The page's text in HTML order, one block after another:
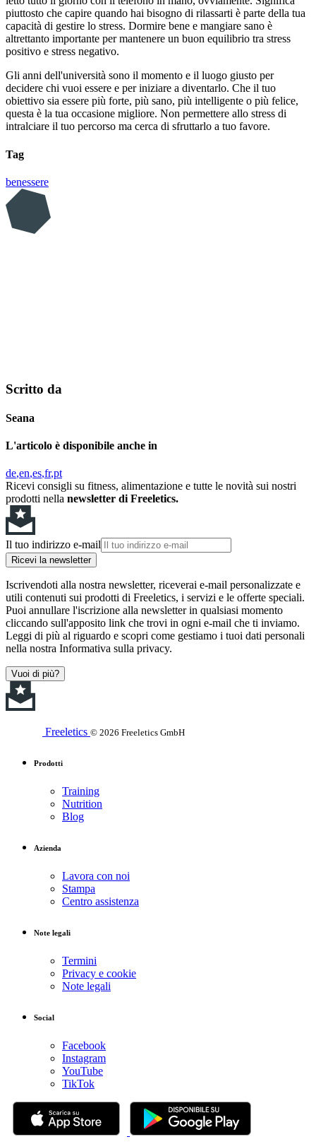
piuttosto che capire quando hai bisogno di rilassarti è parte della tua
capacità di gestire lo stress. Dormire bene e mangiare sano è
altrettanto importante per mantenere un buon equilibrio tra stress
positivo e stress negativo.
Gli anni dell'università sono il momento e il luogo giusto per
decidere chi vuoi essere e per iniziare a diventarlo. Che il tuo
obiettivo sia essere più forte, più sano, più intelligente o più felice,
questa è la tua occasione migliore. Non permettere allo stress di
intralciare il tuo percorso ma cerca di sfruttarlo a tuo favore.
Tag
benessere
Scritto da
Seana
L'articolo è disponibile anche in
de en es fr pt
Ricevi consigli su fitness, alimentazione e tutte le novità sui nostri
prodotti nella newsletter di Freeletics.
Il tuo indirizzo e-mail
Ricevi la newsletter
Iscrivendoti alla nostra newsletter, riceverai e-mail personalizzate e
utili contenuti sui prodotti di Freeletics, i servizi e le offerte speciali.
Puoi annullare l'iscrizione alla newsletter in qualsiasi momento
cliccando sull'apposito link che trovi in ogni e-mail che ti inviamo.
Leggi di più al riguardo e scopri come gestiamo i tuoi dati personali
nella nostra Informativa sulla privacy.
Vuoi di più?
Freeletics © 2026 Freeletics GmbH
Prodotti
Training
Nutrition
Blog
Azienda
Lavora con noi
Stampa
Centro assistenza
Note legali
Termini
Privacy e cookie
Note legali
Social
Facebook
Instagram
YouTube
TikTok